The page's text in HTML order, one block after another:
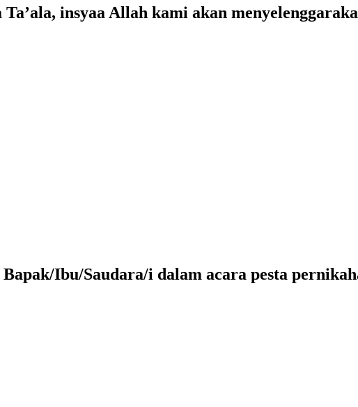
insyaa Allah kami akan
Ibu/Saudara/i dalam acara pesta